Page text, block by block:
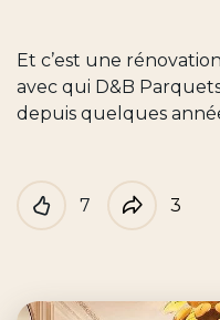
Et c’est une
avec qui D&B
depuis quelques
Like
7
Partager
3